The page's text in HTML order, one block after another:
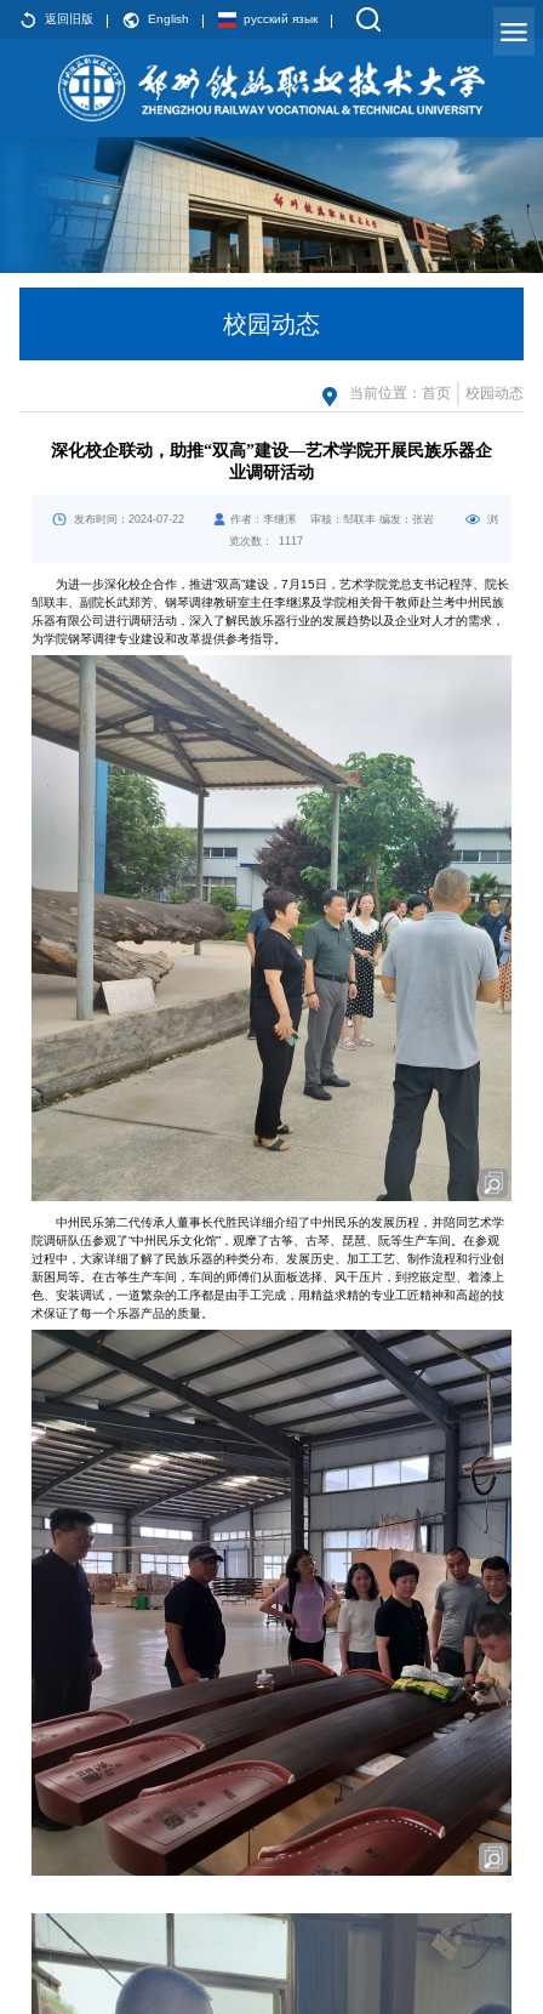
返回旧版 English русский язык
校园动态
当前位置： 首页 校园动态
深化校企联动，助推“双高”建设—艺术学院开展民族乐器企
业调研活动
发布时间：2024-07-22 作者：李继漯 审核：邹联丰 编发：张岩
浏
览次数：
1117
为进一步深化校企合作，推进“双高”建设，7月15日，艺术学院党总支书记程萍、院长
邹联丰、副院长武郑芳、钢琴调律教研室主任李继漯及学院相关骨干教师赴兰考中州民族
乐器有限公司进行调研活动，深入了解民族乐器行业的发展趋势以及企业对人才的需求，
为学院钢琴调律专业建设和改革提供参考指导。
中州民乐第二代传承人董事长代胜民详细介绍了中州民乐的发展历程，并陪同艺术学
院调研队伍参观了“中州民乐文化馆”，观摩了古筝、古琴、琵琶、阮等生产车间。在参观
过程中，大家详细了解了民族乐器的种类分布、发展历史、加工工艺、制作流程和行业创
新困局等。在古筝生产车间，车间的师傅们从面板选择、风干压片，到挖嵌定型、着漆上
色、安装调试，一道繁杂的工序都是由手工完成，用精益求精的专业工匠精神和高超的技
术保证了每一个乐器产品的质量。